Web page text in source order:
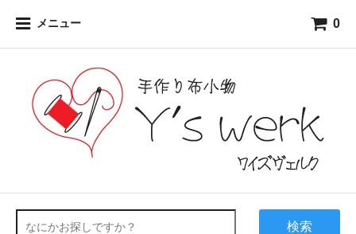
メニュー 0
検索